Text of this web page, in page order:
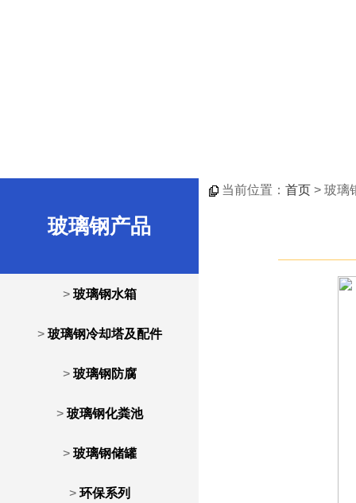
玻璃钢产品
> 玻璃钢水箱
> 玻璃钢冷却塔及配件
> 玻璃钢防腐
> 玻璃钢化粪池
> 玻璃钢储罐
> 环保系列
当前位置： 首页 > 玻璃